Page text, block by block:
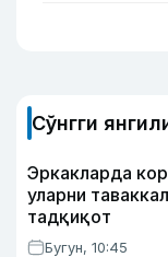
Сўнгги
Эркакларда
уларни
тадқиқот
Бугун, 10:45